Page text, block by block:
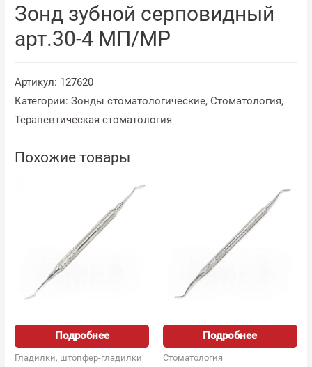
Зонд зубной серповидный
арт.30-4 МП/MP
Артикул: 127620
Категории:Зонды стоматологические, Стоматология,
Терапевтическая стоматология
Похожие товары
Подробнее
Гладилки, штопфер-гладилки
Подробнее
Стоматология